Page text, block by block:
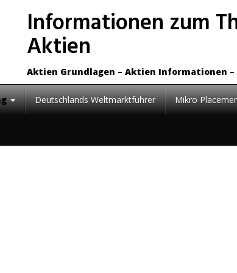
Informationen zum
Aktien
Aktien Grundlagen – Aktien Informationen
Deutschlands Weltmarktführer Mikro